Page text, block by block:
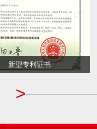
新型专利证书
>